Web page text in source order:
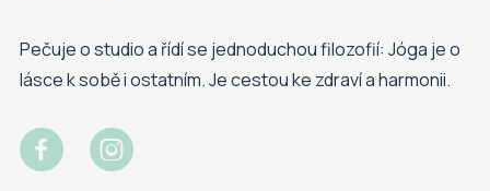
Pečuje o studio a řídí se jednoduchou filozofií: Jóga je o
lásce k sobě i ostatním. Je cestou ke zdraví a harmonii.
 